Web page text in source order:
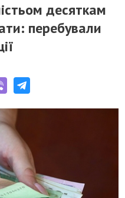
десяткам
перебували